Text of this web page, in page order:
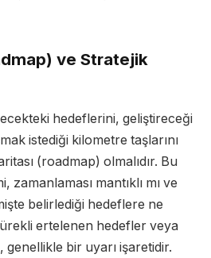
ve Stratejik
hedeflerini, geliştireceği
istediği kilometre taşlarını
(roadmap) olmalıdır. Bu
zamanlaması mantıklı mı ve
belirlediği hedeflere ne
ertelenen hedefler veya
genellikle bir uyarı işaretidir.